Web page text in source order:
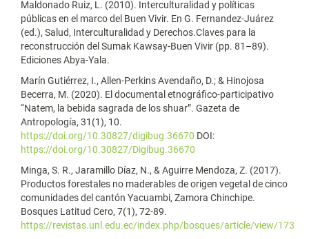
Maldonado Ruiz, L. (2010). Interculturalidad y políticas
públicas en el marco del Buen Vivir. En G. Fernandez-Juárez
(ed.), Salud, Interculturalidad y Derechos.Claves para la
reconstrucción del Sumak Kawsay-Buen Vivir (pp. 81–89).
Ediciones Abya-Yala.
Marín Gutiérrez, I., Allen-Perkins Avendaño, D.; & Hinojosa
Becerra, M. (2020). El documental etnográfico-participativo
“Natem, la bebida sagrada de los shuar”. Gazeta de
Antropología, 31(1), 10.
https://doi.org/10.30827/digibug.36670 DOI:
https://doi.org/10.30827/Digibug.36670
Minga, S. R., Jaramillo Díaz, N., & Aguirre Mendoza, Z. (2017).
Productos forestales no maderables de origen vegetal de cinco
comunidades del cantón Yacuambi, Zamora Chinchipe.
Bosques Latitud Cero, 7(1), 72-89.
https://revistas.unl.edu.ec/index.php/bosques/article/view/173